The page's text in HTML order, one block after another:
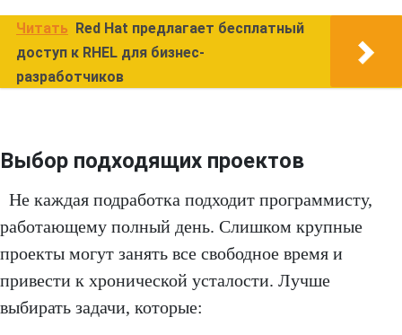
Читать
Red Hat предлагает бесплатный
доступ к RHEL для бизнес-
разработчиков
Выбор подходящих проектов
Не каждая подработка подходит программисту,
работающему полный день. Слишком крупные
проекты могут занять все свободное время и
привести к хронической усталости. Лучше
выбирать задачи, которые: